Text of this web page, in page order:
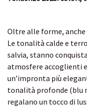
Oltre alle forme,
Le tonalità calde e
salvia, stanno
atmosfere accoglienti
un’impronta più
tonalità profonde (blu
regalano un tocco di